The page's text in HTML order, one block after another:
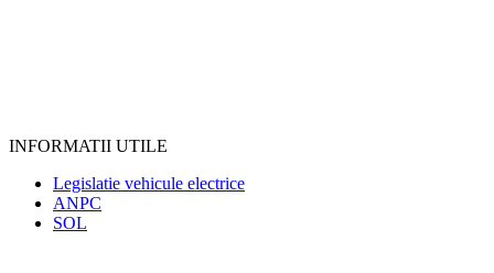
INFORMATII UTILE
Legislatie vehicule electrice
ANPC
SOL